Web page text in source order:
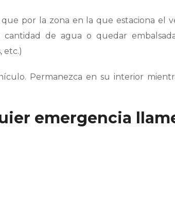
que por la zona en la que estaciona el
de agua o quedar
etc.)
Permanezca en su interior
emergencia llame